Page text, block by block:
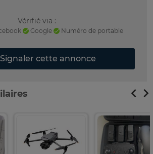
Vérifié via :
Google Numéro de portable
Signaler cette annonce